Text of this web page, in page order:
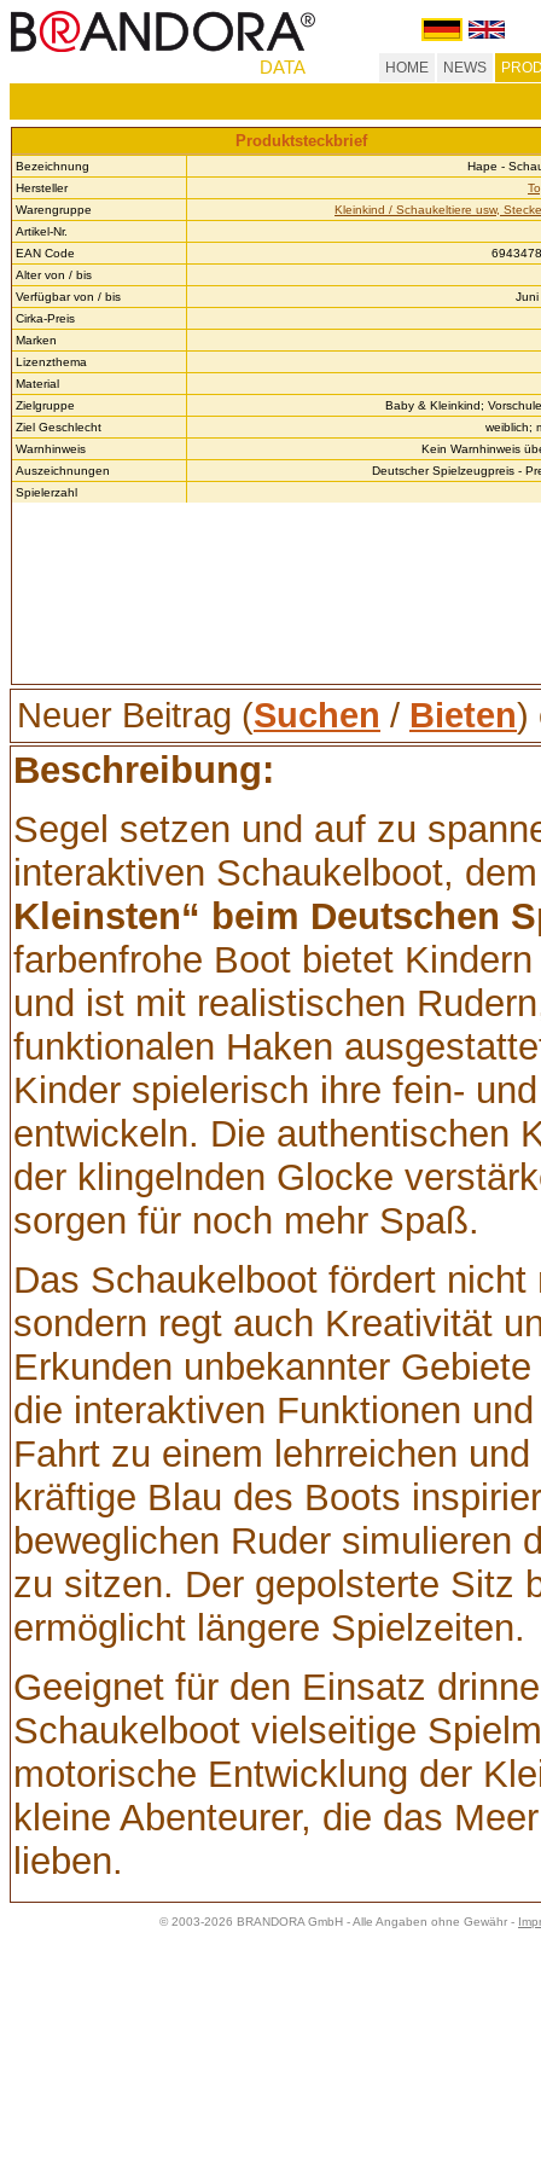
DATA HOME NEWS
Produktsteckbrief
Bezeichnung
Hape -
Hersteller
Warengruppe
Kleinkind / Schaukeltiere usw,
Artikel-Nr.
EAN Code
Alter von / bis
Verfügbar von / bis
Cirka-Preis
Marken
Lizenzthema
Material
Zielgruppe
Baby & Kleinkind;
Ziel Geschlecht
weiblich;
Warnhinweis
Kein Warnhinweis
Auszeichnungen
Deutscher Spielzeugpreis -
Spielerzahl
Neuer Beitrag (Suchen / Bieten)
Beschreibung:
Segel setzen und auf zu
interaktiven Schaukelboot,
Kleinsten“ beim Deutschen
farbenfrohe Boot bietet
und ist mit realistischen
funktionalen Haken
Kinder spielerisch ihre fein-
entwickeln. Die authentischen
der klingelnden Glocke
sorgen für noch mehr Spaß.
Das Schaukelboot fördert
sondern regt auch Kreativität
Erkunden unbekannter
die interaktiven Funktionen
Fahrt zu einem lehrreichen
kräftige Blau des Boots
beweglichen Ruder simulieren
zu sitzen. Der gepolsterte Sitz
ermöglicht längere Spielzeiten.
Geeignet für den Einsatz
Schaukelboot vielseitige
motorische Entwicklung der
kleine Abenteurer, die das
lieben.
© 2003-2026 BRANDORA GmbH - Alle Angaben ohne Gewähr -